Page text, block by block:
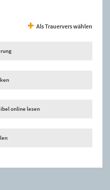
Als Trauervers wählen
online lesen